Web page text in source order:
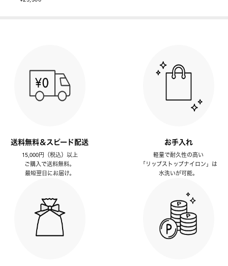
送料無料＆スピード配送
15,000円（税込）以上
ご購入で送料無料。
最短翌日にお届け。
お手入れ
軽量で耐久性の高い
「リップストップナイロン」は
水洗いが可能。